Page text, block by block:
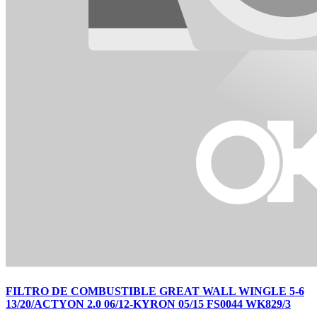
FILTRO DE COMBUSTIBLE GREAT WALL WINGLE 5-6
13/20/ACTYON 2.0 06/12-KYRON 05/15 FS0044 WK829/3